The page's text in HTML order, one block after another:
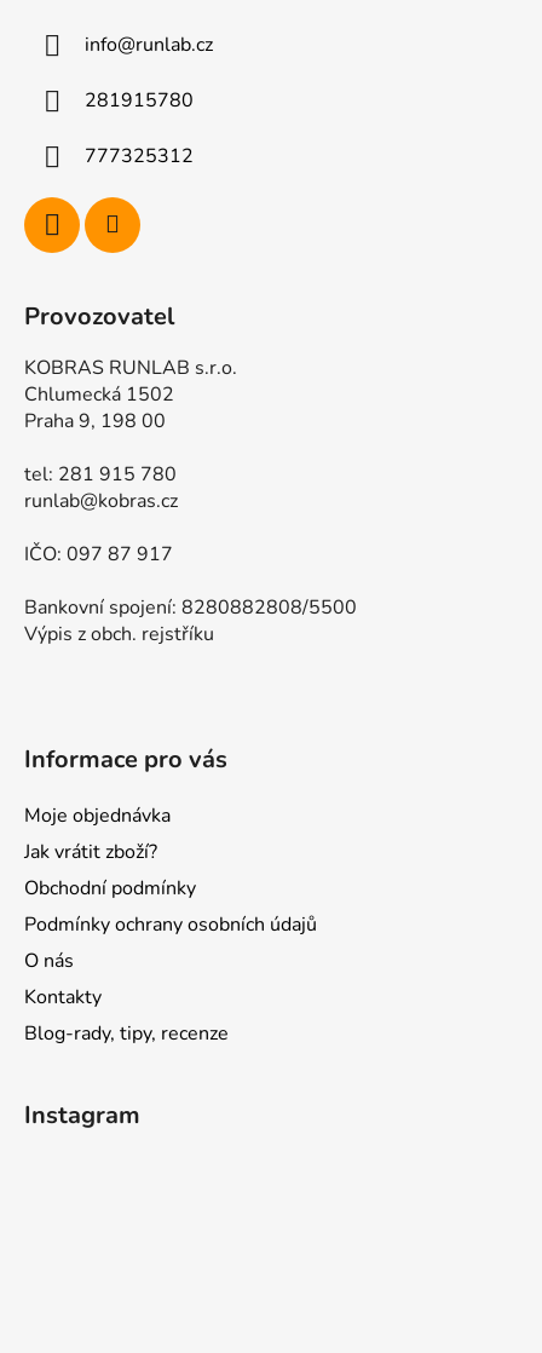
info@runlab.cz
281915780
777325312
Provozovatel
KOBRAS RUNLAB s.r.o.
Chlumecká 1502
Praha 9, 198 00
tel: 281 915 780
runlab@kobras.cz
IČO: 097 87 917
Bankovní spojení: 8280882808/5500
Výpis z obch. rejstříku
Informace pro vás
Moje objednávka
Jak vrátit zboží?
Obchodní podmínky
Podmínky ochrany osobních údajů
O nás
Kontakty
Blog-rady, tipy, recenze
Instagram